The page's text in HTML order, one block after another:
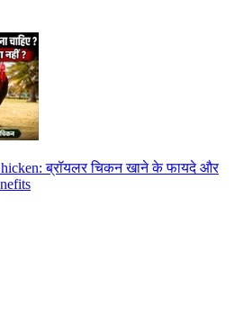
ब्रॉयलर चिकन खाने के फायदे और